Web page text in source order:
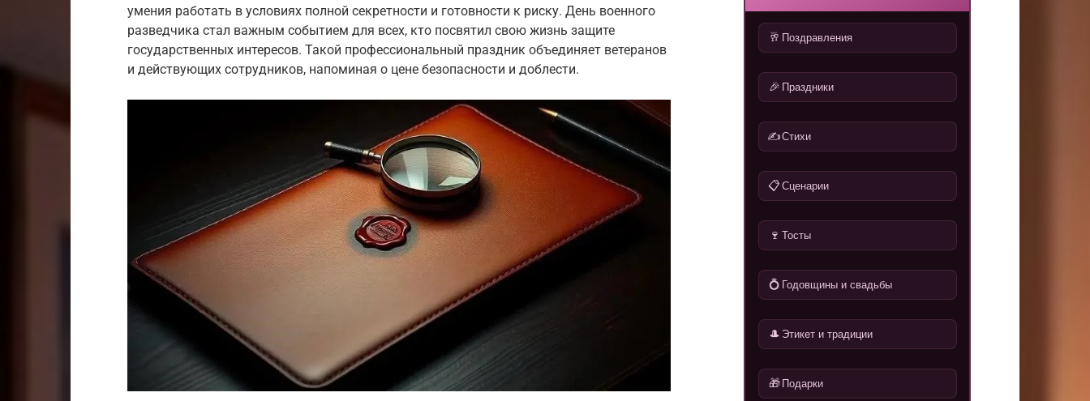
умения работать в условиях полной секретности и готовности к риску. День военного
разведчика стал важным событием для всех, кто посвятил свою жизнь защите
государственных интересов. Такой профессиональный праздник объединяет ветеранов
и действующих сотрудников, напоминая о цене безопасности и доблести.
🥂 Поздравления
🎉 Праздники
✍️Стихи
📋 Сценарии
🍷 Тосты
💍 Годовщины и свадьбы
🎩 Этикет и традиции
🎁 Подарки